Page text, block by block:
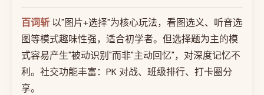
百词斩 以"图片+选择"为核心玩法，看图选义、听音选
图等模式趣味性强，适合初学者。但选择题为主的模
式容易产生"被动识别"而非"主动回忆"，对深度记忆不
利。社交功能丰富：PK 对战、班级排行、打卡圈分
享。